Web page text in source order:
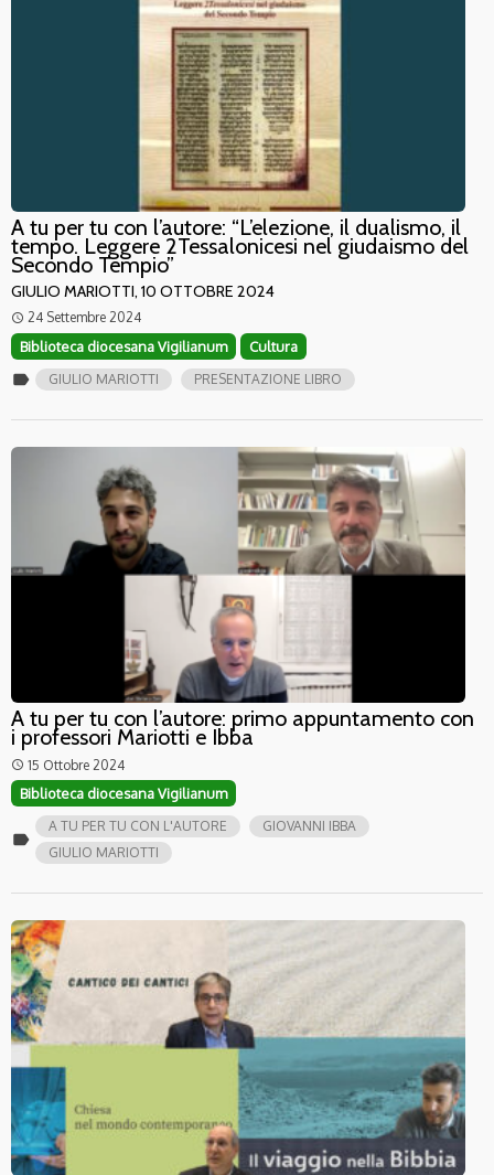
A tu per tu con l’autore: “L’elezione, il dualismo, il
tempo. Leggere 2Tessalonicesi nel giudaismo del
Secondo Tempio”
GIULIO MARIOTTI, 10 OTTOBRE 2024
access_time 24 Settembre 2024
Biblioteca diocesana Vigilianum Cultura
label GIULIO MARIOTTI PRESENTAZIONE LIBRO
A tu per tu con l’autore: primo appuntamento con
i professori Mariotti e Ibba
access_time 15 Ottobre 2024
Biblioteca diocesana Vigilianum
label
A TU PER TU CON L'AUTORE
GIOVANNI IBBA
GIULIO MARIOTTI